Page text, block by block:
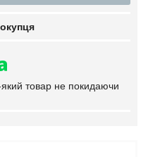
який товар не покидаючи